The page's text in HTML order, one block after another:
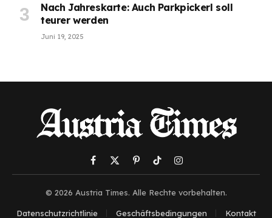
Nach Jahreskarte: Auch Parkpickerl soll
teurer werden
Juni 19, 2025
Facebook
X
(Twitter)
PinterestTikTokInstagram
© 2026 Austria Times. Alle Rechte vorbehalten.
Datenschutzrichtlinie Geschäftsbedingungen Kontakt